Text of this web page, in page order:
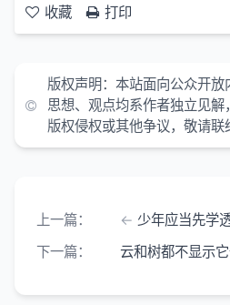
收藏 打印
版权声明：本站面向公众开放
思想、观点均系作者独立见
版权侵权或其他争议，敬请联
上一篇：
少年应当先学透视 再学习万
下一篇：